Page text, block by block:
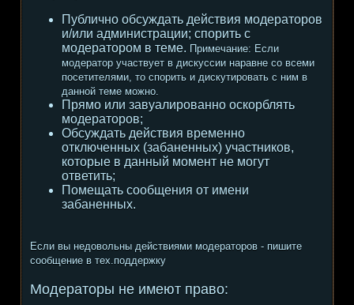
Публично обсуждать действия модераторов
и/или администрации; спорить с
модератором в теме. Примечание: Если
модератор участвует в дискуссии наравне со всеми
посетителями, то спорить и дискутировать с ним в
данной теме можно.
Прямо или завуалированно оскорблять
модераторов;
Обсуждать действия временно
отключенных (забаненных) участников,
которые в данный момент не могут
ответить;
Помещать сообщения от имени
забаненных.
Если вы недовольны действиями модераторов - пишите
сообщение в тех.поддержку
Модераторы не имеют право: